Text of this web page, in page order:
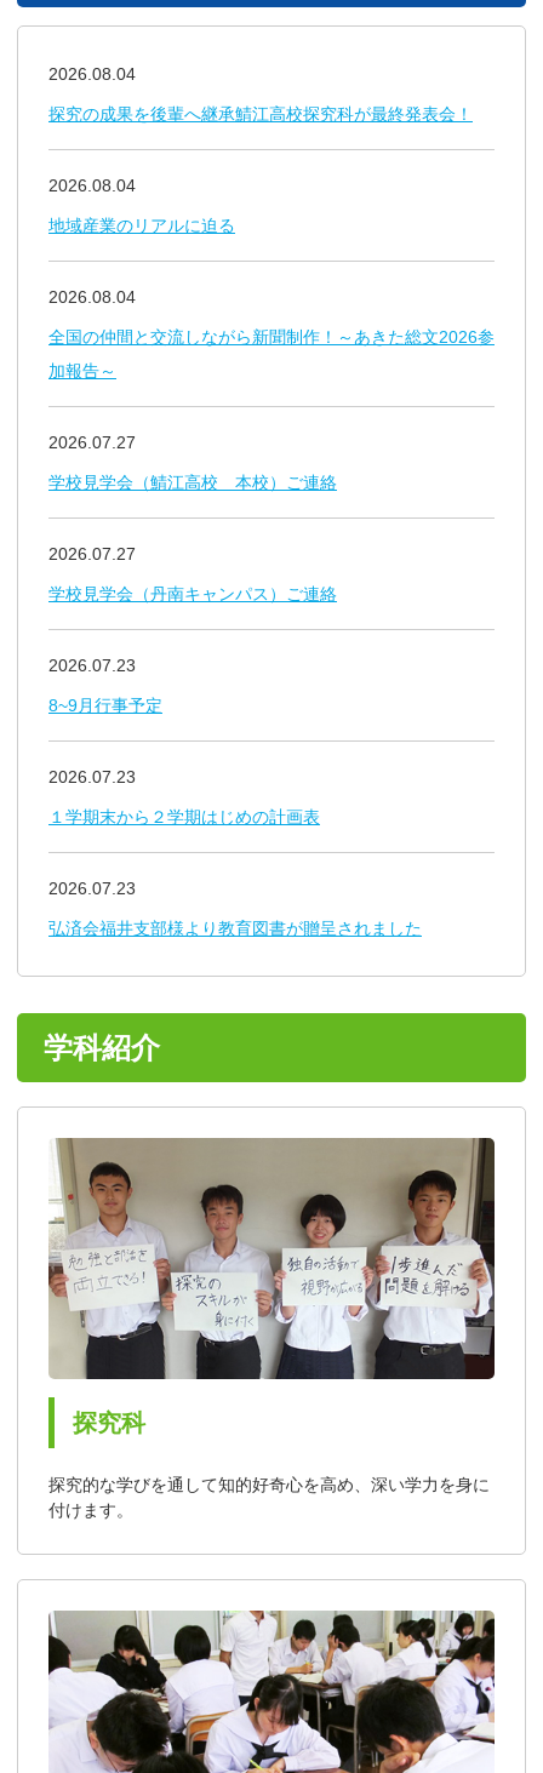
2026.08.04
探究の成果を後輩へ継承鯖江高校探究科が最終発表会！
2026.08.04
地域産業のリアルに迫る
2026.08.04
全国の仲間と交流しながら新聞制作！～あきた総文2026参
加報告～
2026.07.27
学校見学会（鯖江高校 本校）ご連絡
2026.07.27
学校見学会（丹南キャンパス）ご連絡
2026.07.23
8~9月行事予定
2026.07.23
１学期末から２学期はじめの計画表
2026.07.23
弘済会福井支部様より教育図書が贈呈されました
学科紹介
探究科
探究的な学びを通して知的好奇心を高め、深い学力を身に
付けます。